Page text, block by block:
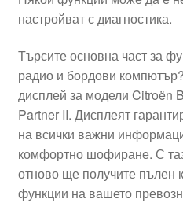
настройват с диагностика.
Търсите основна част за
радио и бордови
дисплей за модели Citroën
Partner II. Дисплеят
на всички важни
комфортно шофиране. С
отново ще получите пълен
функции на вашето